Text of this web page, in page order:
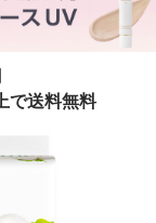
で送料無料